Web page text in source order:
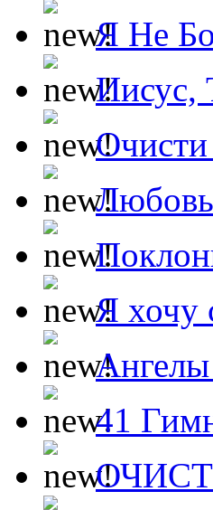
Я Не
Я хочу
Ангелы
41